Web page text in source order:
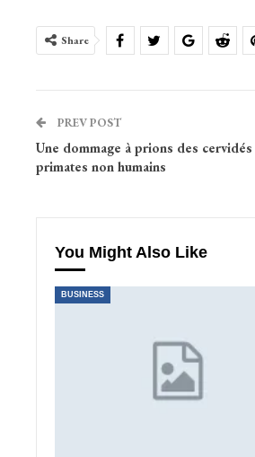
Share
PREV POST
Une dommage à prions des
primates non humains
You Might Also Like
BUSINESS